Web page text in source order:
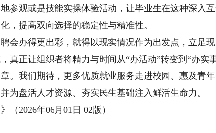
参观或是技能实操体验活动，让毕业生在这种深入
，提高双向选择的稳定性与精准性。
办得更出彩，就得以现实情况作为出发点，立足现
真正让组织者将精力与时间从“办活动”转变到“办实
。我们期待，更多优质就业服务走进校园、惠及青
为盘活人才资源、夯实民生基础注入鲜活生命力。
2026年06月01日 02版）